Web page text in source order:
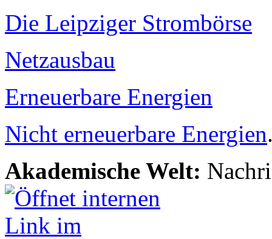
Die Leipziger Strombörse
Netzausbau
Erneuerbare Energien
Nicht erneuerbare Energien
Akademische Welt: